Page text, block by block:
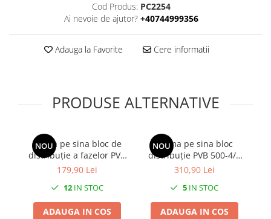
Cod Produs: PC2254
Ai nevoie de ajutor? +40744999356
Adauga la Favorite Cere informatii
PRODUSE ALTERNATIVE
NOU
Clema pe sina bloc de
distribuție a fazelor PVB
160-6 160A 1x16-95mm² +
AC / DC
179,90 Lei
12IN STOC
ADAUGA IN COS
NOU
Clema pe sina bloc
distribuție PVB 500-4/4
500A 1x150-240mm² +
16mm² 1000V AC / DC
310,90 Lei
5 IN STOC
ADAUGA IN COS